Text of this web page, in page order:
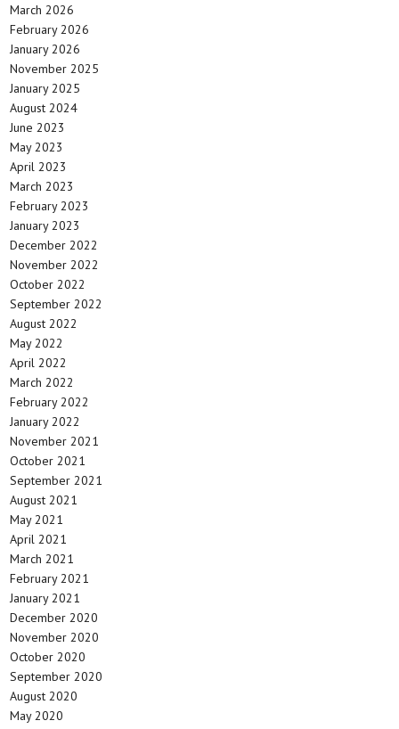
March 2026
February 2026
January 2026
November 2025
January 2025
August 2024
June 2023
May 2023
April 2023
March 2023
February 2023
January 2023
December 2022
November 2022
October 2022
September 2022
August 2022
May 2022
April 2022
March 2022
February 2022
January 2022
November 2021
October 2021
September 2021
August 2021
May 2021
April 2021
March 2021
February 2021
January 2021
December 2020
November 2020
October 2020
September 2020
August 2020
May 2020